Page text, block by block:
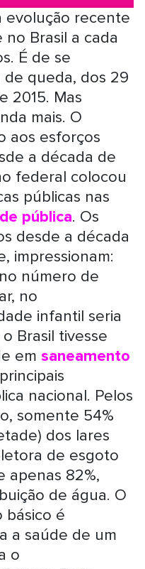
evolução recente
Brasil a cada
É de se
queda, dos 29
2015. Mas
mais. O
aos esforços
a década de
federal colocou
públicas nas
pública. Os
desde a década
impressionam:
número de
no
infantil seria
Brasil tivesse
em saneamento
nacional. Pelos
somente 54%
dos lares
de esgoto
apenas 82%,
de água. O
básico é
a saúde de um
o